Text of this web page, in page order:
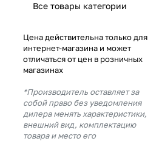
Все товары категории
Цена действительна только для
интернет-магазина и может
отличаться от цен в розничных
магазинах
*Производитель оставляет за
собой право без уведомления
дилера менять характеристики,
внешний вид, комплектацию
товара и место его
% будут
с вашей карты